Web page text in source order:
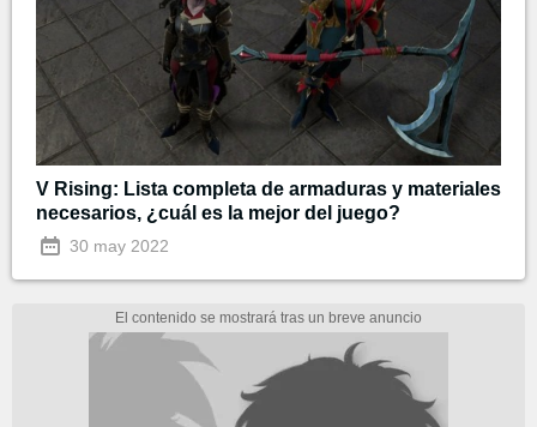
V Rising: Lista completa de armaduras y materiales
necesarios, ¿cuál es la mejor del juego?
30 may 2022